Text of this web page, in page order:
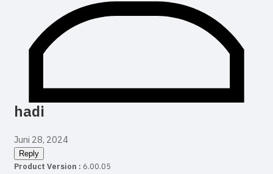
hadi
Juni 28, 2024
Reply
Product Version : 6.00.05